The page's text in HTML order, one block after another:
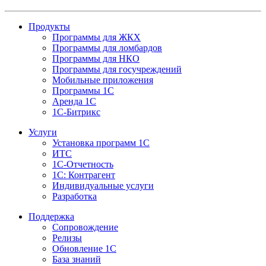
Продукты
Программы для ЖКХ
Программы для ломбардов
Программы для НКО
Программы для госучреждений
Мобильные приложения
Программы 1С
Аренда 1С
1С-Битрикс
Услуги
Установка программ 1С
ИТС
1С-Отчетность
1С: Контрагент
Индивидуальные услуги
Разработка
Поддержка
Сопровождение
Релизы
Обновление 1С
База знаний